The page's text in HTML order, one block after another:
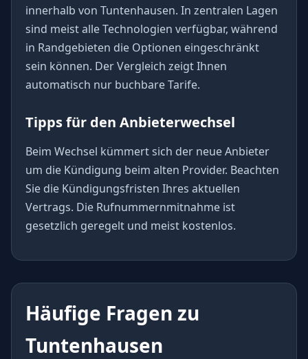
innerhalb von Tuntenhausen. In zentralen Lagen
sind meist alle Technologien verfügbar, während
in Randgebieten die Optionen eingeschränkt
sein können. Der Vergleich zeigt Ihnen
automatisch nur buchbare Tarife.
Tipps für den Anbieterwechsel
Beim Wechsel kümmert sich der neue Anbieter
um die Kündigung beim alten Provider. Beachten
Sie die Kündigungsfristen Ihres aktuellen
Vertrags. Die Rufnummernmitnahme ist
gesetzlich geregelt und meist kostenlos.
Häufige Fragen zu
Tuntenhausen